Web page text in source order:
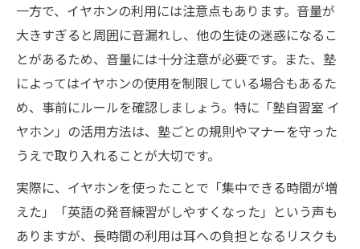
一方で、イヤホンの利用には注意点もあります。音量が
大きすぎると周囲に音漏れし、他の生徒の迷惑になるこ
とがあるため、音量には十分注意が必要です。また、塾
によってはイヤホンの使用を制限している場合もあるた
め、事前にルールを確認しましょう。特に「塾自習室 イ
ヤホン」の活用方法は、塾ごとの規則やマナーを守った
うえで取り入れることが大切です。
実際に、イヤホンを使ったことで「集中できる時間が増
えた」「英語の発音練習がしやすくなった」という声も
ありますが、長時間の利用は耳への負担となるリスクも